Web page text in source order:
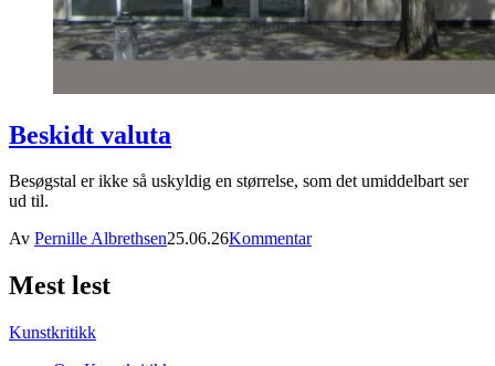
Beskidt valuta
Besøgstal er ikke så uskyldig en størrelse, som det umiddelbart ser
ud til.
Av Pernille Albrethsen25.06.26Kommentar
Mest lest
Kunstkritikk